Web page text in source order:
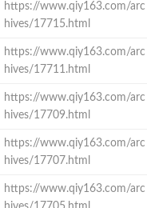
https://www.qiy163.com/arc
hives/17715.html
https://www.qiy163.com/arc
hives/17711.html
https://www.qiy163.com/arc
hives/17709.html
https://www.qiy163.com/arc
hives/17707.html
https://www.qiy163.com/arc